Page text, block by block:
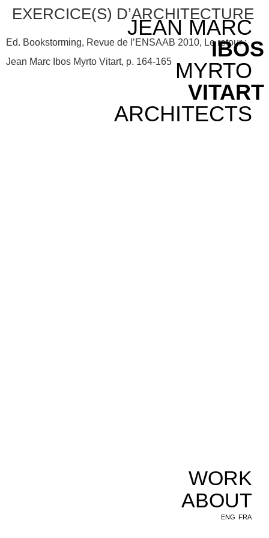
JEAN MARC
IBOS
MYRTO
VITART
ARCHITECTS
WORK
ABOUT
ENG FRA
EXERCICE(S) D’ARCHITECTURE
Ed. Bookstorming, Revue de l’ENSAAB 2010, Le retour :
Jean Marc Ibos Myrto Vitart, p. 164-165